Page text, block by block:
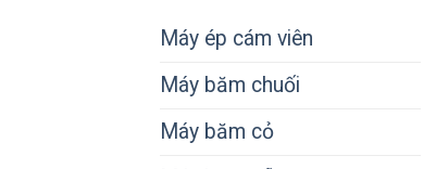
Máy ép cám viên
Máy băm chuối
Máy băm cỏ